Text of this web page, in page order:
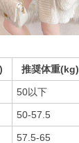
推奨体重(kg)
50以下
50-57.5
57.5-65